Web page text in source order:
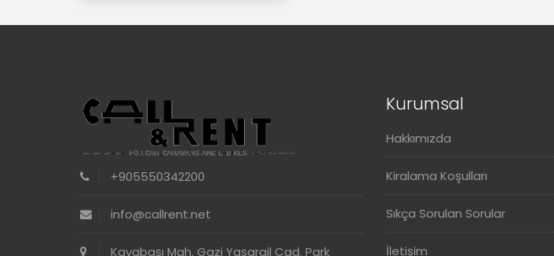
+905550342200
info@callrent.net
Kayabaşı Mah. Gazi Yaşargil Cad. Park
Kurumsal
Hakkımızda
Kiralama Koşulları
Sıkça Sorulan Sorular
İletişim